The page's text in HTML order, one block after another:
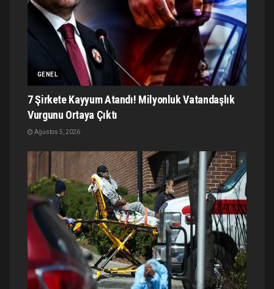
GENEL
7 Şirkete Kayyum Atandı! Milyonluk Vatandaşlık
Vurgunu Ortaya Çıktı
Ağustos 5, 2026